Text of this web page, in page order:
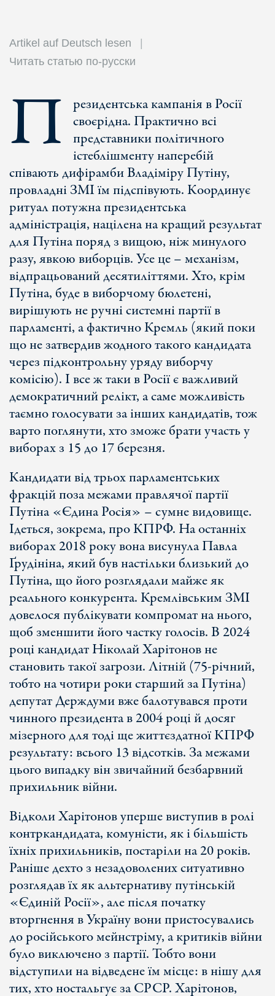
Artikel auf Deutsch lesen
Читать статью по-русски
П
резидентська кампанія в Росії
своєрідна. Практично всі
представники політичного
істеблішменту наперебій
співають дифірамби Владіміру Путіну,
провладні ЗМІ їм підспівують. Координує
ритуал потужна президентська
адміністрація, націлена на кращий результат
для Путіна поряд з вищою, ніж минулого
разу, явкою виборців. Усе це – механізм,
відпрацьований десятиліттями. Хто, крім
Путіна, буде в виборчому бюлетені,
вирішують не ручні системні партії в
парламенті, а фактично Кремль (який поки
що не затвердив жодного такого кандидата
через підконтрольну уряду виборчу
комісію). І все ж таки в Росії є важливий
демократичний релікт, а саме можливість
таємно голосувати за інших кандидатів, тож
варто поглянути, хто зможе брати участь у
виборах з 15 до 17 березня.
Кандидати від трьох парламентських
фракцій поза межами правлячої партії
Путіна «Єдина Росія» – сумне видовище.
Ідеться, зокрема, про КПРФ. На останніх
виборах 2018 року вона висунула Павла
Ґрудініна, який був настільки близький до
Путіна, що його розглядали майже як
реального конкурента. Кремлівським ЗМІ
довелося публікувати компромат на нього,
щоб зменшити його частку голосів. В 2024
році кандидат Ніколай Харітонов не
становить такої загрози. Літній (75-річний,
тобто на чотири роки старший за Путіна)
депутат Держдуми вже балотувався проти
чинного президента в 2004 році й досяг
мізерного для тоді ще життєздатної КПРФ
результату: всього 13 відсотків. За межами
цього випадку він звичайний безбарвний
прихильник війни.
Відколи Харітонов уперше виступив в ролі
контркандидата, комуністи, як і більшість
їхніх прихильників, постаріли на 20 років.
Раніше дехто з незадоволених ситуативно
розглядав їх як альтернативу путінській
«Єдиній Росії», але після початку
вторгнення в Україну вони пристосувались
до російського мейнстріму, а критиків війни
було виключено з партії. Тобто вони
відступили на відведене їм місце: в нішу для
тих, хто ностальгує за СРСР. Харітонов,